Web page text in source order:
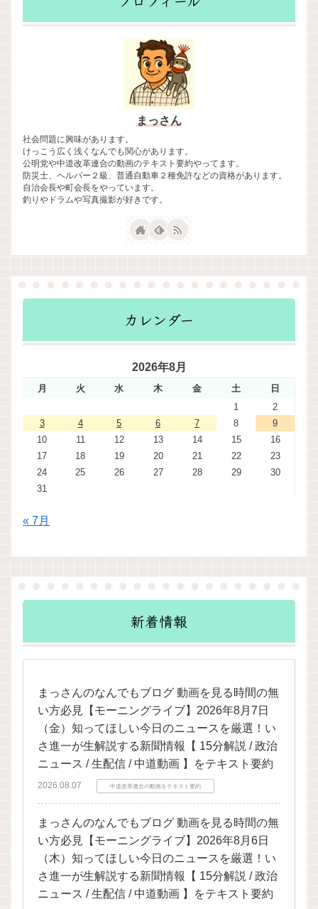
まっさん
社会問題に興味があります。
けっこう広く浅くなんでも関心があります。
公明党や中道改革連合の動画のテキスト要約やってます。
防災士、ヘルパー２級、普通自動車２種免許などの資格があります。
自治会長や町会長をやっています。
釣りやドラムや写真撮影が好きです。
カレンダー
2026年8月
月 火 水 木 金 土
日
1
2
3
4 5 6 7 8
9
10
11 12 13 14 15
16
17
18 19 20 21 22
23
24
25 26 27 28 29
30
31
« 7月
新着情報
まっさんのなんでもブログ 動画を見る時間の無
い方必見【モーニングライブ】2026年8月7日
（金）知ってほしい今日のニュースを厳選！い
さ進一が生解説する新聞情報【 15分解説 / 政治
ニュース / 生配信 / 中道動画 】をテキスト要約
2026.08.07 中道改革連合の動画をテキスト要約
まっさんのなんでもブログ 動画を見る時間の無
い方必見【モーニングライブ】2026年8月6日
（木）知ってほしい今日のニュースを厳選！い
さ進一が生解説する新聞情報【 15分解説 / 政治
ニュース / 生配信 / 中道動画 】をテキスト要約